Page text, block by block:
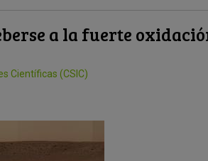
a la fuerte
Científicas (CSIC)